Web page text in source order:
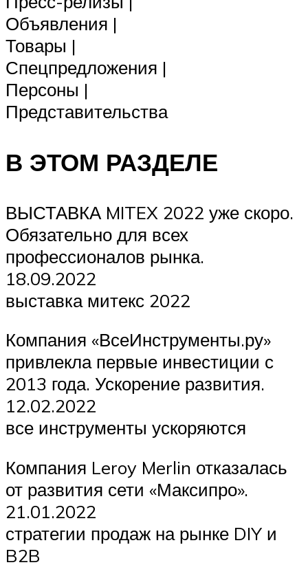
Объявления |
Товары |
Спецпредложения |
Персоны |
Представительства
В ЭТОМ РАЗДЕЛЕ
ВЫСТАВКА MITEX 2022 уже скоро.
Обязательно для всех
профессионалов рынка.
18.09.2022
выставка митекс 2022
Компания «ВсеИнструменты.ру»
привлекла первые инвестиции с
2013 года. Ускорение развития.
12.02.2022
все инструменты ускоряются
Компания Leroy Merlin отказалась
от развития сети «Максипро».
21.01.2022
стратегии продаж на рынке DIY и
B2B